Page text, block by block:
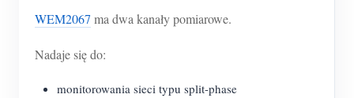
WEM2067 ma dwa kanały pomiarowe.
Nadaje się do:
monitorowania sieci typu split-phase